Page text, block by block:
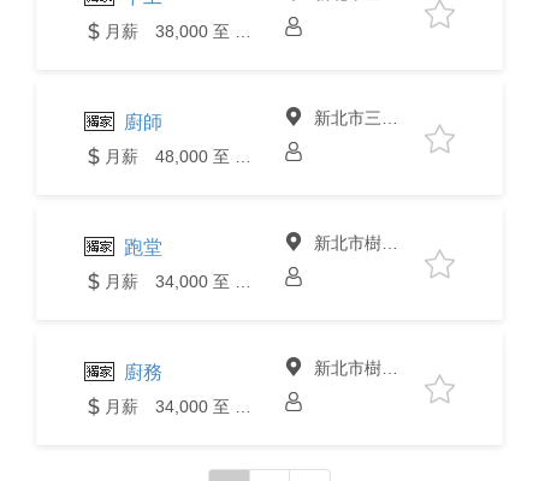
廚師 新北市三峽區
跑堂 新北市樹林區
廚務 新北市樹林區